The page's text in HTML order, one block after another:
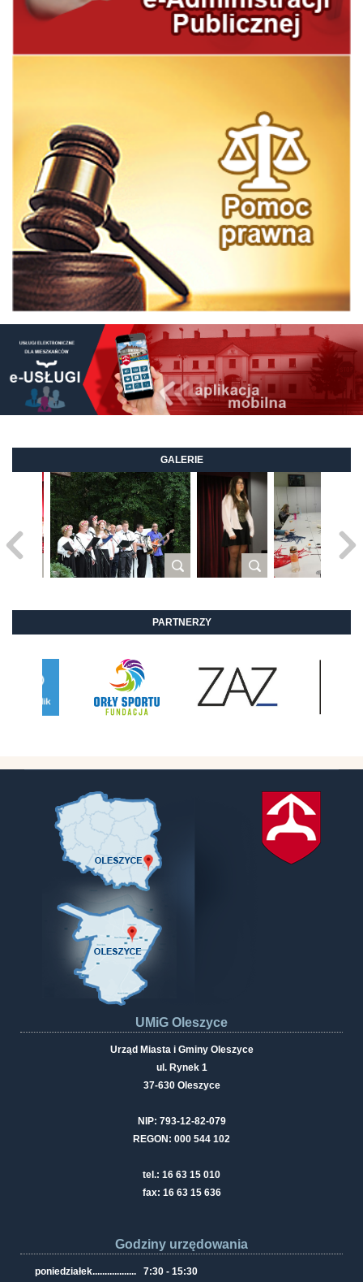
GALERIE
PARTNERZY
UMiG Oleszyce
Urząd Miasta i Gminy Oleszyce
ul. Rynek 1
37-630 Oleszyce
NIP: 793-12-82-079
REGON: 000 544 102
tel.: 16 63 15 010
fax: 16 63 15 636
Godziny urzędowania
poniedziałek.................. 7:30 - 15:30